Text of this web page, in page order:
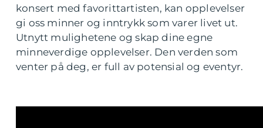
konsert med favorittartisten, kan opplevelser
gi oss minner og inntrykk som varer livet ut.
Utnytt mulighetene og skap dine egne
minneverdige opplevelser. Den verden som
venter på deg, er full av potensial og eventyr.